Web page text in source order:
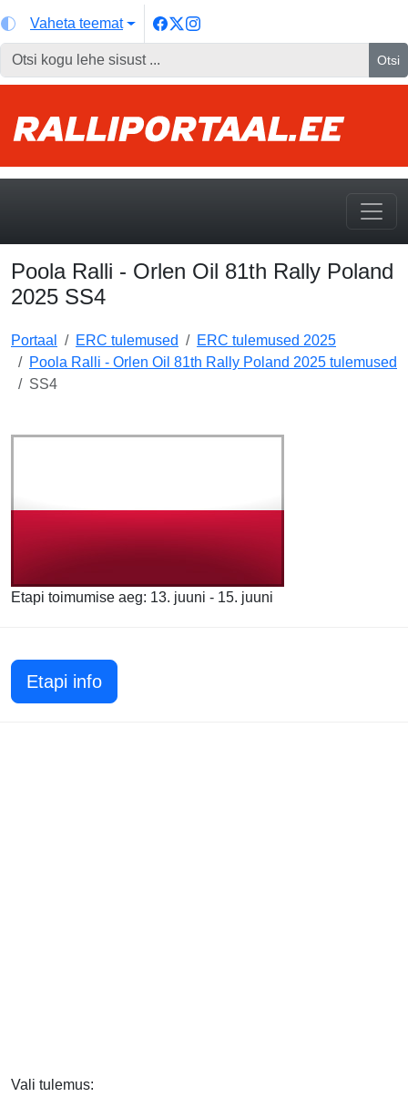
Vaheta teemat
Otsi
Poola Ralli - Orlen Oil 81th Rally Poland
2025 SS4
Portaal ERC tulemused
ERC tulemused 2025
Poola Ralli - Orlen Oil 81th Rally Poland 2025 tulemused
SS4
Etapi toimumise aeg: 13. juuni - 15. juuni
Etapi info
Vali tulemus: